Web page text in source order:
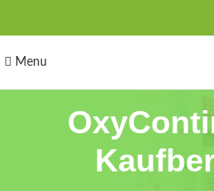
Menu